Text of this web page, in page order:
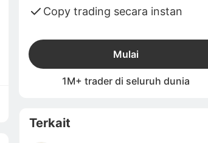
Copy trading secara instan
Mulai
1M+ trader di seluruh dunia
Terkait